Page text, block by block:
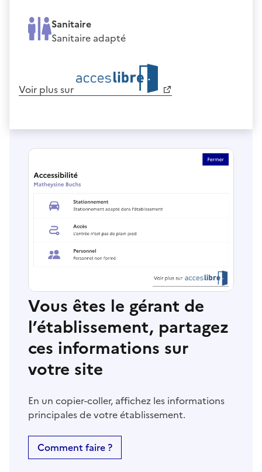
Sanitaire
Sanitaire adapté
Voir plus sur
Vous êtes le gérant de
l’établissement, partagez
ces informations sur
votre site
En un copier-coller, affichez les informations
principales de votre établissement.
Comment faire ?